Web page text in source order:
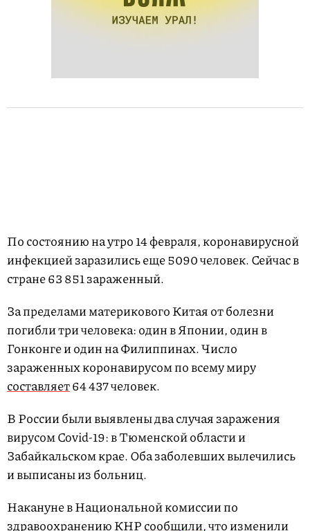
По состоянию на утро 14 февраля, коронавирусной
инфекцией заразились еще 5090 человек. Сейчас в
стране 63 851 зараженный.
За пределами материкового Китая от болезни
погибли три человека: один в Японии, один в
Гонконге и один на Филиппинах. Число
зараженных коронавирусом по всему миру
составляет64 437 человек.
В России были выявлены два случая заражения
вирусом Covid-19: в Тюменской области и
Забайкальском крае. Оба заболевших вылечились
и выписаны из больниц.
Накануне в Национальной комиссии по
здравоохранению КНРсообщили, что изменили